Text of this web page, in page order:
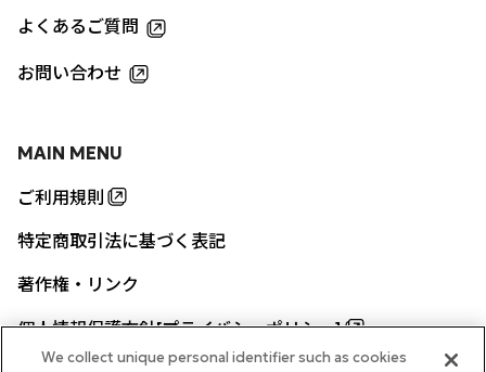
MAIN MENU
ご利用規則
特定商取引法に基づく表記
著作権・リンク
個人情報保護方針[プライバシーポリシー]
よくあるご質問
お問い合わせ
We collect unique personal identifier such as cookies